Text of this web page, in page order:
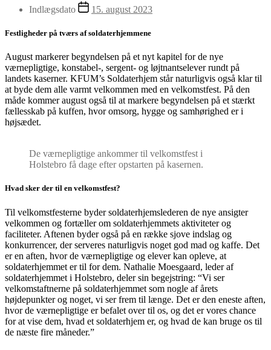
Indlægsdato 15. august 2023
Festligheder på tværs af soldaterhjemmene
August markerer begyndelsen på et nyt kapitel for de nye
værnepligtige, konstabel-, sergent- og løjtnantselever rundt på
landets kaserner. KFUM’s Soldaterhjem står naturligvis også klar til
at byde dem alle varmt velkommen med en velkomstfest. På den
måde kommer august også til at markere begyndelsen på et stærkt
fællesskab på kuffen, hvor omsorg, hygge og samhørighed er i
højsædet.
De værnepligtige ankommer til velkomstfest i
Holstebro få dage efter opstarten på kasernen.
Hvad sker der til en velkomstfest?
Til velkomstfesterne byder soldaterhjemslederen de nye ansigter
velkommen og fortæller om soldaterhjemmets aktiviteter og
faciliteter. Aftenen byder også på en række sjove indslag og
konkurrencer, der serveres naturligvis noget god mad og kaffe. Det
er en aften, hvor de værnepligtige og elever kan opleve, at
soldaterhjemmet er til for dem. Nathalie Moesgaard, leder af
soldaterhjemmet i Holstebro, deler sin begejstring: “Vi ser
velkomstaftnerne på soldaterhjemmet som nogle af årets
højdepunkter og noget, vi ser frem til længe. Det er den eneste aften,
hvor de værnepligtige er befalet over til os, og det er vores chance
for at vise dem, hvad et soldaterhjem er, og hvad de kan bruge os til
de næste fire måneder.”